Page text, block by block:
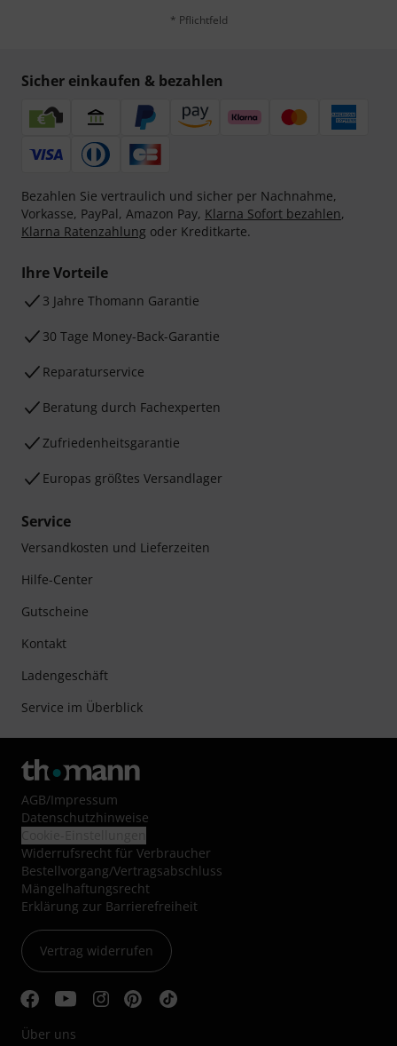
* Pflichtfeld
Sicher einkaufen & bezahlen
Bezahlen Sie vertraulich und sicher per Nachnahme,
Vorkasse, PayPal, Amazon Pay, Klarna Sofort bezahlen,
Klarna Ratenzahlung oder Kreditkarte.
Ihre Vorteile
3 Jahre Thomann Garantie
30 Tage Money-Back-Garantie
Reparaturservice
Beratung durch Fachexperten
Zufriedenheitsgarantie
Europas größtes Versandlager
Service
Versandkosten und Lieferzeiten
Hilfe-Center
Gutscheine
Kontakt
Ladengeschäft
Service im Überblick
AGB/Impressum
Datenschutzhinweise
Widerrufsrecht für Verbraucher
Bestellvorgang/Vertragsabschluss
Mängelhaftungsrecht
Erklärung zur Barrierefreiheit
Vertrag widerrufen
Über uns